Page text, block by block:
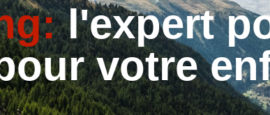
l'expert
votre